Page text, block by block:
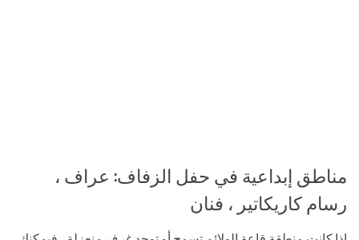
مناطق إبداعية في حفل الزفاف: عراف ،
رسام كاريكاتير ، فنان